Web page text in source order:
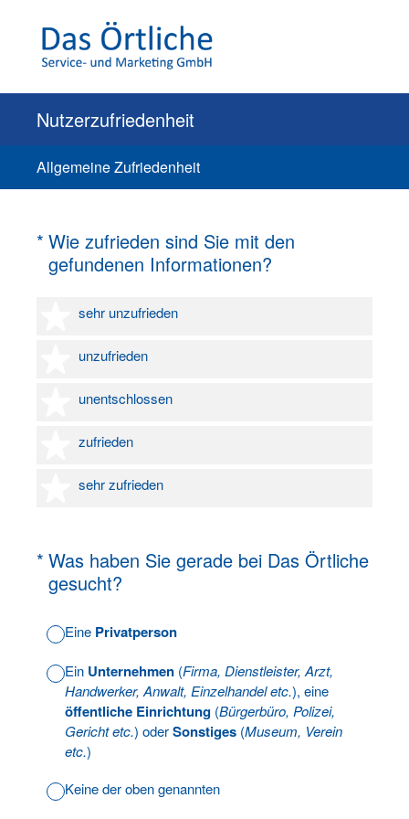
Nutzerzufriedenheit
Allgemeine Zufriedenheit
* Wie zufrieden sind Sie mit den
gefundenen Informationen?
(Erforderlich.)
sehr unzufrieden
1 Stern
unzufrieden
2 Sterne
unentschlossen
3 Sterne
zufrieden
4 Sterne
sehr zufrieden
5 Sterne
* Was haben Sie gerade bei Das Örtliche
gesucht?
(Erforderlich.)
Eine Privatperson
Ein Unternehmen (Firma, Dienstleister, Arzt,
Handwerker, Anwalt, Einzelhandel etc.), eine
öffentliche Einrichtung (Bürgerbüro, Polizei,
Gericht etc.) oderSonstiges (Museum, Verein
etc.)
Keine der oben genannten